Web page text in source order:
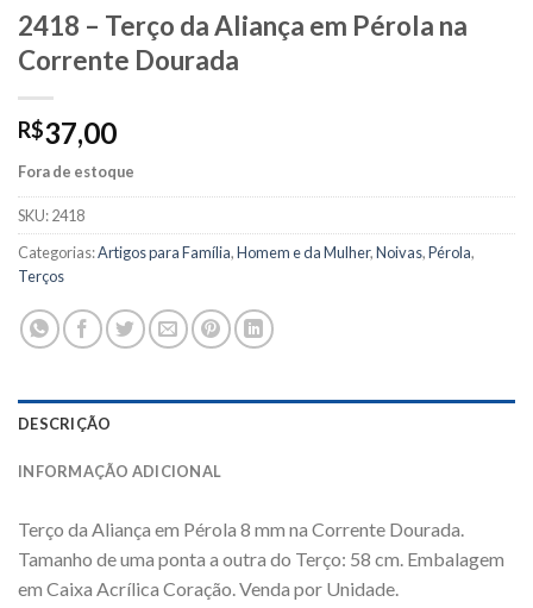
2418 – Terço da Aliança em Pérola na
Corrente Dourada
R$37,00
Fora de estoque
SKU:2418
Categorias:Artigos para Família,Homem e da Mulher,Noivas,Pérola,
Terços
DESCRIÇÃO
INFORMAÇÃO ADICIONAL
Terço da Aliança em Pérola 8 mm na Corrente Dourada.
Tamanho de uma ponta a outra do Terço: 58 cm. Embalagem
em Caixa Acrílica Coração. Venda por Unidade.